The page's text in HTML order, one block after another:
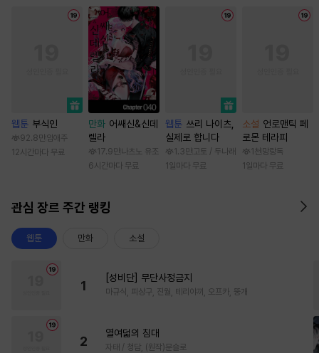
웹툰 부식인
92.8만 임애주
12시간마다 무료
만화 어쌔신&신데
렐라
17.9만 나츠노 유조
6시간마다 무료
웹툰 쓰리 나이츠,
실제로 합니다
1.3만 고토 / 두나래
1일마다 무료
소설 언로맨틱 페
로몬 테라피
1천 망랑독
1일마다 무료
관심 장르 주간 랭킹
웹툰 만화 소설
1
[성비단] 무단사정금지
마규식, 피상구, 진월, 테리야끼, 오프카, 뚱개
2
열여덟의 침대
자태 / 청담, (원작)문슬로